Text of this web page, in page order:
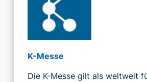
K-Messe
Die K-Messe gilt als weltweit